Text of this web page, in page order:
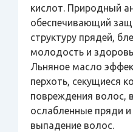
кислот. Природный
обеспечивающий
структуру прядей,
молодость и
Льняное масло
перхоть, секущиеся
повреждения волос,
ослабленные пряди
выпадение волос.